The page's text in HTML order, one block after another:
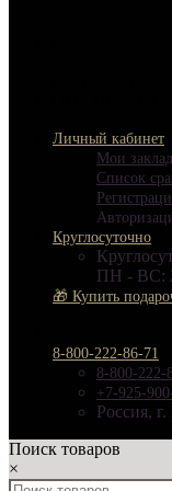
Личный кабинет
Мои
Список
Круглосуточно
ПН - ВС:
🎁 Купить
8-800-222-86-71
8-800-222-
+7-925-
Россия,
Поиск товаров
×